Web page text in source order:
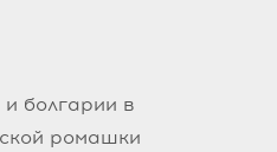
болгарии в
ромашки